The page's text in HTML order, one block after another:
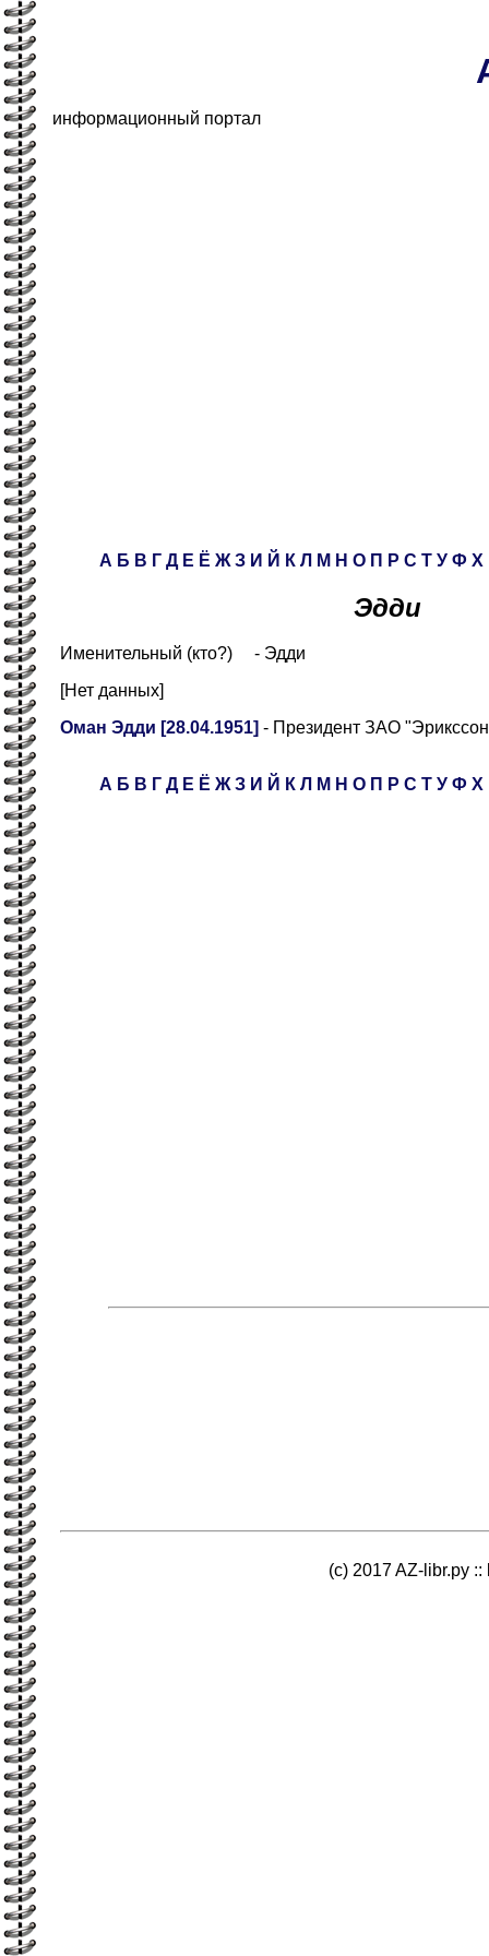
информационный портал
А Б В Г Д Е Ё Ж З И Й К Л М Н О П Р С Т У Ф Х
Эдди
Именительный (кто?) - Эдди
[Нет данных]
Оман Эдди [28.04.1951] - Президент ЗАО
А Б В Г Д Е Ё Ж З И Й К Л М Н О П Р С Т У Ф Х
(c) 2017 AZ-libr.ру ::